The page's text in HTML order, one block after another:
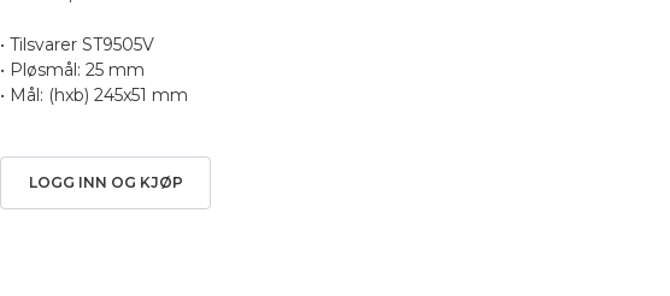
• Tilsvarer ST9505V
• Pløsmål: 25 mm
• Mål: (hxb) 245x51 mm
LOGG INN OG KJØP